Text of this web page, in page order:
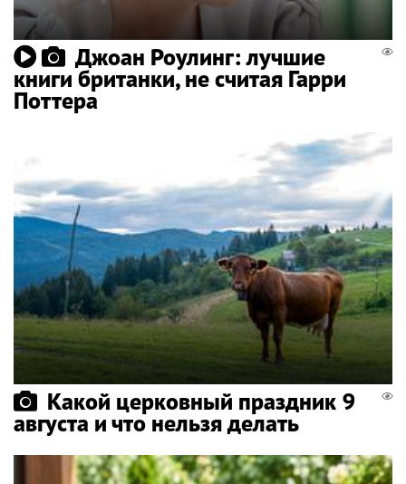
Джоан Роулинг: лучшие
книги британки, не считая Гарри
Поттера
Какой церковный праздник 9
августа и что нельзя делать